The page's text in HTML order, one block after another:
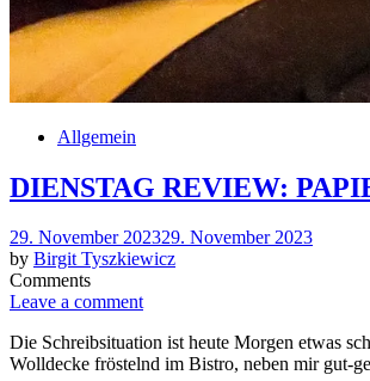
Allgemein
DIENSTAG REVIEW:
Posted
on
29. November 202329. November 2023
by Birgit Tyszkiewicz
Comments
Leave a comment
Die Schreibsituation ist heute Morgen etwas
Wolldecke fröstelnd im Bistro, neben mir gut-